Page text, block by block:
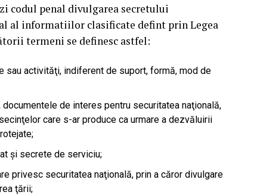
codul penal divulgarea secretului
al informatiilor clasificate defint prin Legea
termeni se definesc astfel:
sau activităţi, indiferent de suport, formă, mod de
de interes pentru securitatea naţională,
care s-ar produce ca urmare a dezvăluirii
şi secrete de serviciu;
privesc securitatea naţională, prin a căror divulgare
ţării;